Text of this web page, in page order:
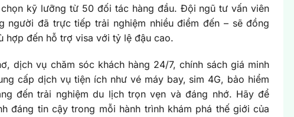
kỹ lưỡng từ 50 đối tác hàng đầu. Đội ngũ tư vấn viên
người đã trực tiếp trải nghiệm nhiều điểm đến – sẽ đồng
hợp đến hỗ trợ visa với tỷ lệ đậu cao.
dịch vụ chăm sóc khách hàng 24/7, chính sách giá minh
cấp dịch vụ tiện ích như vé máy bay, sim 4G, bảo hiểm
đến trải nghiệm du lịch trọn vẹn và đáng nhớ. Hãy để
đáng tin cậy trong mỗi hành trình khám phá thế giới của